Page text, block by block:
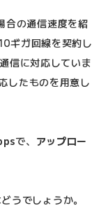
合の通信速度を紹
ギガ回線を契約し
信に対応していま
したものを用意し
で、 アップロー
うでしょうか。